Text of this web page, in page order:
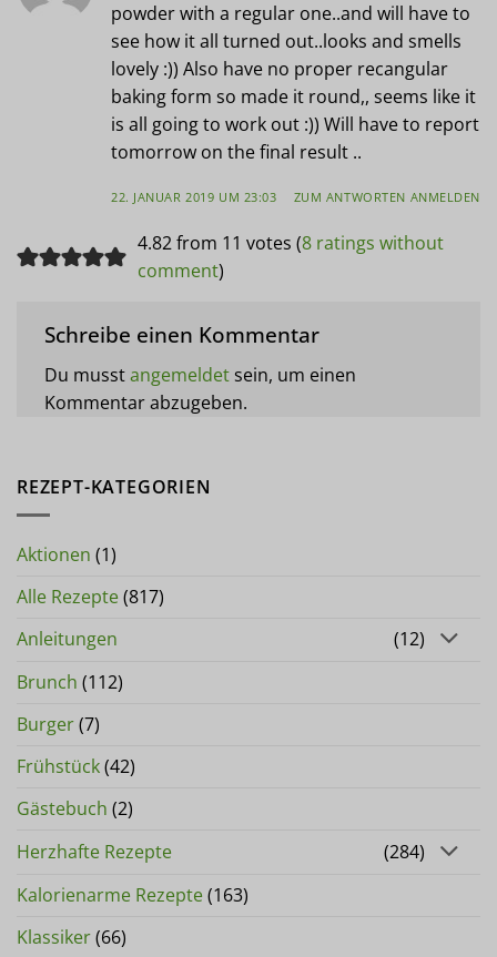
powder with a regular one..and will have to
see how it all turned out..looks and smells
lovely :)) Also have no proper recangular
baking form so made it round,, seems like it
is all going to work out :)) Will have to report
tomorrow on the final result ..
22. JANUAR 2019 UM 23:03 ZUM ANTWORTEN ANMELDEN
4.82 from 11 votes (8 ratings without
comment)
Schreibe einen Kommentar
Du musstangemeldetsein, um einen
Kommentar abzugeben.
REZEPT-KATEGORIEN
Aktionen (1)
Alle Rezepte(817)
Anleitungen
(12)
Brunch (112)
Burger(7)
Frühstück(42)
Gästebuch (2)
Herzhafte Rezepte
(284)
Kalorienarme Rezepte(163)
Klassiker(66)